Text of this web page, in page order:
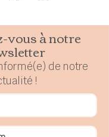
à notre
formé(e) de notre
!